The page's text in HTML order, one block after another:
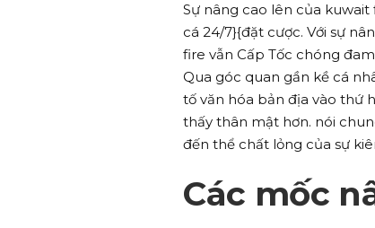
Sự nâng cao lên của
cá 24/7}{đặt cược. Với sự
fire vẫn Cấp Tốc chóng
Qua góc quan gần kề cá
tố văn hóa bản địa vào thứ
thấy thân mật hơn. nói
đến thể chất lỏng của sự
Các mốc